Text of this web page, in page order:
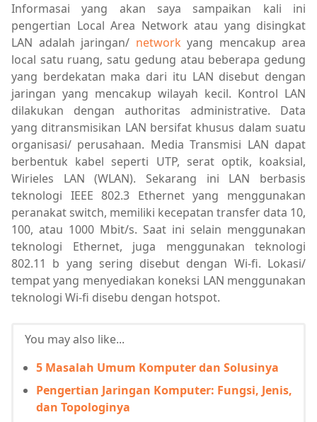
Informasai yang akan saya sampaikan kali ini
pengertian Local Area Network atau yang disingkat
LAN adalah jaringan/ network yang mencakup area
local satu ruang, satu gedung atau beberapa gedung
yang berdekatan maka dari itu LAN disebut dengan
jaringan yang mencakup wilayah kecil. Kontrol LAN
dilakukan dengan authoritas administrative. Data
yang ditransmisikan LAN bersifat khusus dalam suatu
organisasi/ perusahaan. Media Transmisi LAN dapat
berbentuk kabel seperti UTP, serat optik, koaksial,
Wirieles LAN (WLAN). Sekarang ini LAN berbasis
teknologi IEEE 802.3 Ethernet yang menggunakan
peranakat switch, memiliki kecepatan transfer data 10,
100, atau 1000 Mbit/s. Saat ini selain menggunakan
teknologi Ethernet, juga menggunakan teknologi
802.11 b yang sering disebut dengan Wi-fi. Lokasi/
tempat yang menyediakan koneksi LAN menggunakan
teknologi Wi-fi disebu dengan hotspot.
You may also like...
5 Masalah Umum Komputer dan Solusinya
Pengertian Jaringan Komputer: Fungsi, Jenis,
dan Topologinya